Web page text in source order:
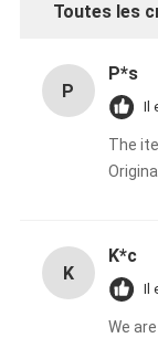
Toutes les
P
P*s
Il
The
Original.
K
K*c
Il
We